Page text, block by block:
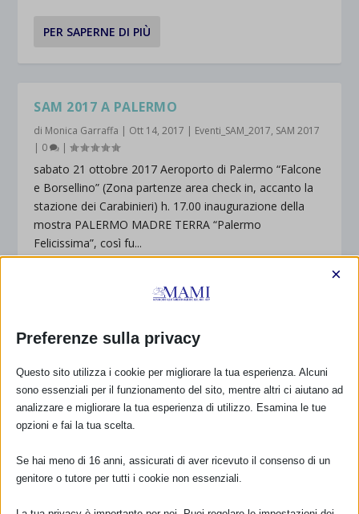
PER SAPERNE DI PIÙ
SAM 2017 A PALERMO
di Monica Garraffa | Ott 14, 2017 | Eventi_SAM_2017, SAM 2017
| 0 |
sabato 21 ottobre 2017 Aeroporto di Palermo “Falcone
e Borsellino” (Zona partenze area check in, accanto la
stazione dei Carabinieri) h. 17.00 inaugurazione della
mostra PALERMO MADRE TERRA “Palermo
Felicissima”, così fu...
ITALIANO 2 VIDEO DEL PRESTIGIOSO
GLOBAL HEALTH MEDIA
dimami_ec|Ott 12, 2017 |Condividiamo,Eventi_SAM_2017, Il
Mami Segnala,SAM 2017
Global Health Media è un’organizzazione meravigliosa.
Fornisce infatti informazioni evidence based per gli
sviluppo, si trovano in prima linea e si occupano nei
Preferenze sulla privacy
×
Questo sito utilizza i cookie per migliorare la tua esperienza. Alcuni
sono essenziali per il funzionamento del sito, mentre altri ci aiutano ad
analizzare e migliorare la tua esperienza di utilizzo. Esamina le tue
opzioni e fai la tua scelta.
Se hai meno di 16 anni, assicurati di aver ricevuto il consenso di un
genitore o tutore per tutti i cookie non essenziali.